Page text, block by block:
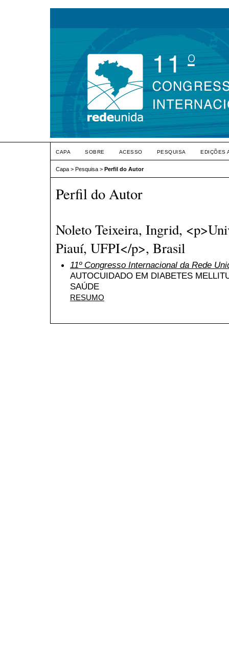
CAPA SOBRE ACESSO PESQUISA EDIÇÕES
Capa > Pesquisa > Perfil do Autor
Perfil do Autor
Noleto Teixeira, Ingrid,
Piauí, UFPI</p>, Brasil
11º Congresso Internacional da Rede
AUTOCUIDADO EM DIABETES
SAÚDE
RESUMO